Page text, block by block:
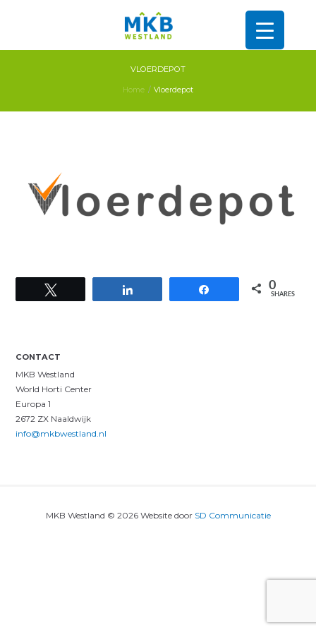
VLOERDEPOT
Home Vloerdepot
0
SHARES
CONTACT
MKB Westland
World Horti Center
Europa 1
2672 ZX Naaldwijk
info@mkbwestland.nl
MKB Westland © 2026 Website door SD Communicatie